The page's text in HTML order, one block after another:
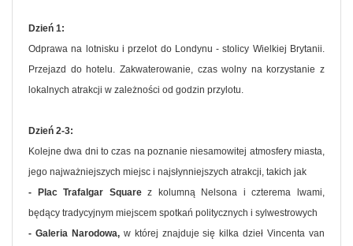
Dzień 1:
Odprawa na lotnisku i przelot do Londynu - stolicy Wielkiej Brytanii.
Przejazd do hotelu. Zakwaterowanie, czas wolny na korzystanie z
lokalnych atrakcji w zależności od godzin przylotu.
Dzień 2-3:
Kolejne dwa dni to czas na poznanie niesamowitej atmosfery miasta,
jego najważniejszych miejsc i najsłynniejszych atrakcji, takich jak
- Plac Trafalgar Squarez kolumną Nelsona i czterema lwami,
będący tradycyjnym miejscem spotkań politycznych i sylwestrowych
- Galeria Narodowa, w której znajduje się kilka dzieł Vincenta van